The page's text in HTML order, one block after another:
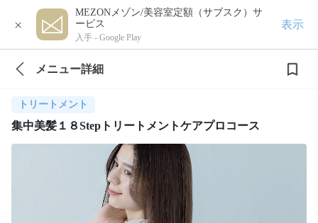
×
MEZONメゾン/美容室定額（サブスク）サ
ービス
入手 - Google Play
表示
メニュー詳細
トリートメント
集中美髪１８Stepトリートメントケアプロコース